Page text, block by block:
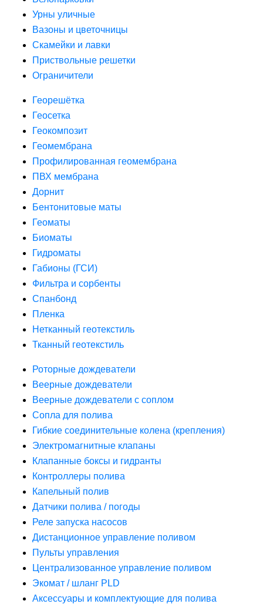
Урны уличные
Вазоны и цветочницы
Скамейки и лавки
Приствольные решетки
Ограничители
Георешётка
Геосетка
Геокомпозит
Геомембрана
Профилированная геомембрана
ПВХ мембрана
Дорнит
Бентонитовые маты
Геоматы
Биоматы
Гидроматы
Габионы (ГСИ)
Фильтра и сорбенты
Спанбонд
Пленка
Нетканный геотекстиль
Тканный геотекстиль
Роторные дождеватели
Веерные дождеватели
Веерные дождеватели с соплом
Сопла для полива
Гибкие соединительные колена (крепления)
Электромагнитные клапаны
Клапанные боксы и гидранты
Контроллеры полива
Капельный полив
Датчики полива / погоды
Реле запуска насосов
Дистанционное управление поливом
Пульты управления
Централизованное управление поливом
Экомат / шланг PLD
Аксессуары и комплектующие для полива